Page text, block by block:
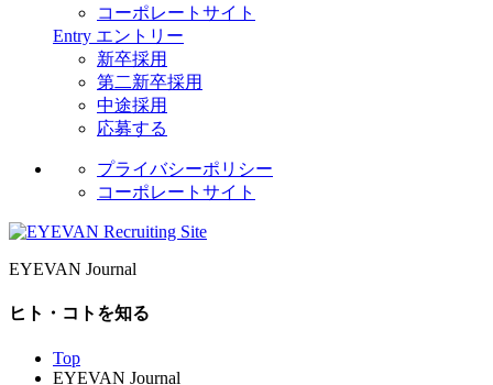
コーポレートサイト
Entry エントリー
新卒採用
第二新卒採用
中途採用
応募する
プライバシーポリシー
コーポレートサイト
EYEVAN Journal
ヒト・コトを知る
Top
EYEVAN Journal